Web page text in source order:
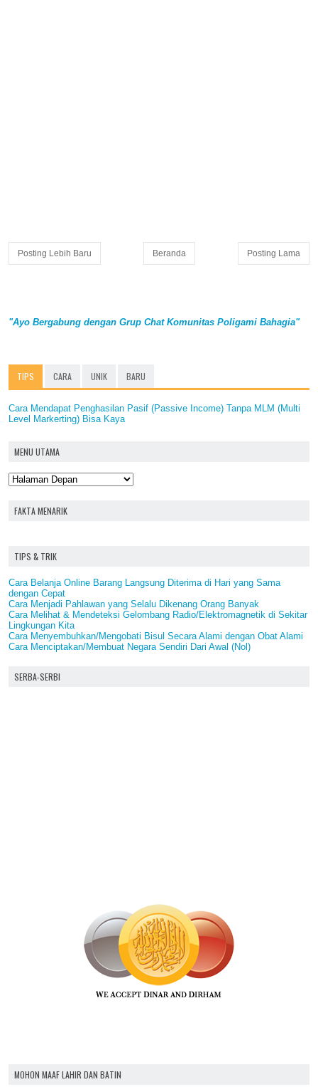
Posting Lebih Baru Posting Lama
Beranda
"Ayo Bergabung dengan Grup Chat Komunitas Poligami Bahagia"
TIPS CARA UNIK BARU
Cara Mendapat Penghasilan Pasif (Passive Income) Tanpa MLM (Multi
Level Markerting) Bisa Kaya
MENU UTAMA
FAKTA MENARIK
TIPS & TRIK
Cara Belanja Online Barang Langsung Diterima di Hari yang Sama
dengan Cepat
Cara Menjadi Pahlawan yang Selalu Dikenang Orang Banyak
Cara Melihat & Mendeteksi Gelombang Radio/Elektromagnetik di Sekitar
Lingkungan Kita
Cara Menyembuhkan/Mengobati Bisul Secara Alami dengan Obat Alami
Cara Menciptakan/Membuat Negara Sendiri Dari Awal (Nol)
SERBA-SERBI
MOHON MAAF LAHIR DAN BATIN